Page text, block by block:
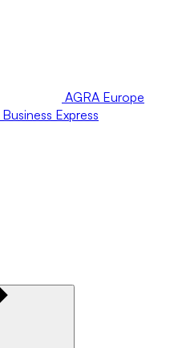
AGRA Europe
Business Express